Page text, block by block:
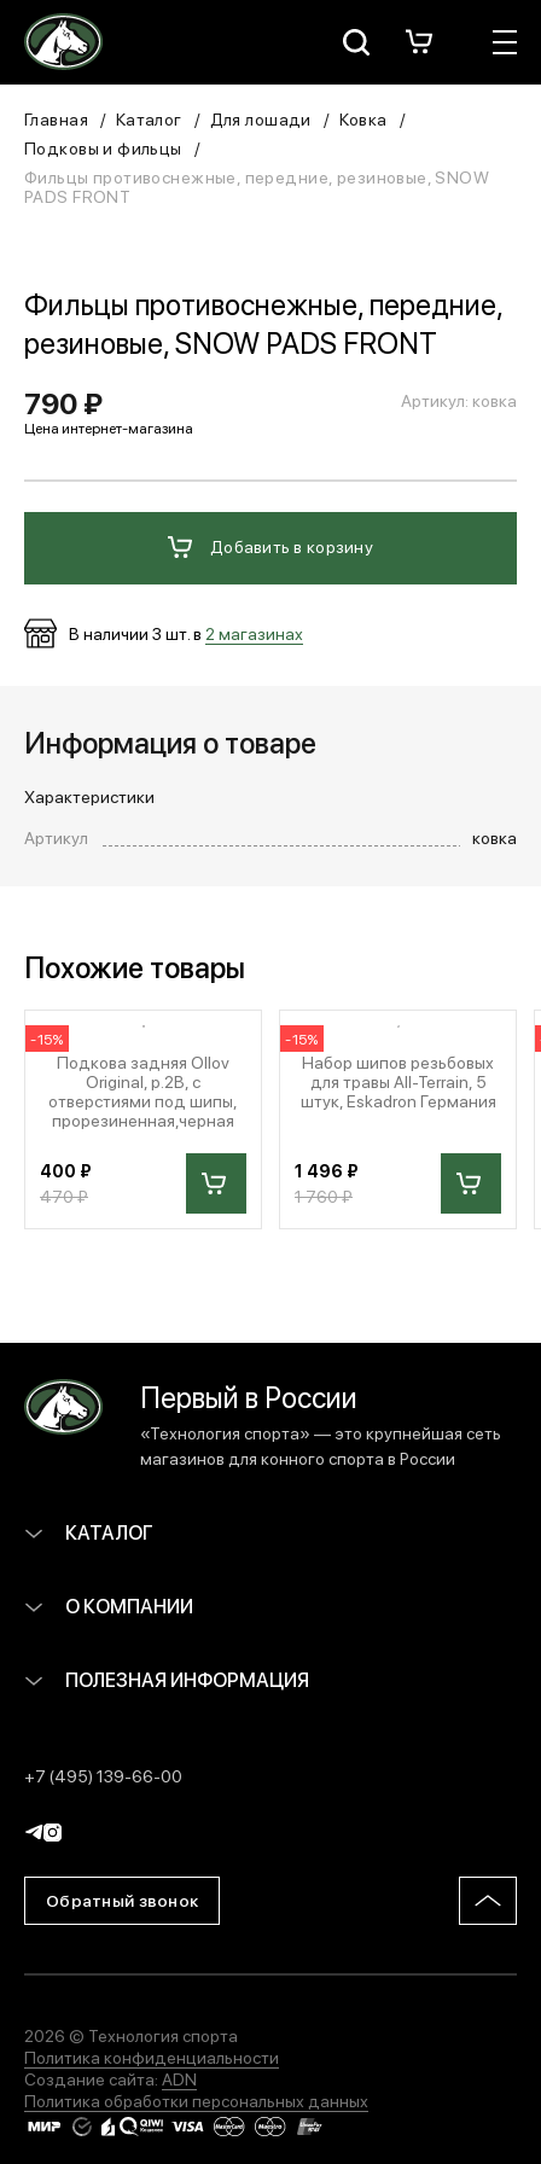
Москва
Для всадника
ЗООТОВАРЫ
Для собаки
МЕДИА
ОПЛАТА И ДОСТАВКА
Вход в личный кабинет
обратный звонок
Главная Каталог Для лошади
Ковка
Подковы и фильцы
Фильцы противоснежные, передние, резиновые, SNOW
PADS FRONT
Фильцы противоснежные, передние,
резиновые, SNOW PADS FRONT
Артикул: ковка
790 ₽
Добавить в корзину
В наличии 3 шт. в 2 магазинах
Информация о товаре
Характеристики
Артикул
ковка
Похожие товары
-15%
Подкова задняя Ollov
Original, р.2B, с
отверстиями под шипы,
прорезиненная,черная
400 ₽
470 ₽
-15%
Набор шипов резьбовых
для травы All-Terrain, 5
штук, Eskadron Германия
1 496 ₽
1 760 ₽
Первый в России
«Технология спорта» — это крупнейшая сеть
магазинов для конного спорта в России
КАТАЛОГ
О КОМПАНИИ
ПОЛЕЗНАЯ ИНФОРМАЦИЯ
+7 (495) 139-66-00
Обратный звонок
2026 © Технология спорта
Политика конфиденциальности
Создание сайта: ADN
Политика обработки персональных данных